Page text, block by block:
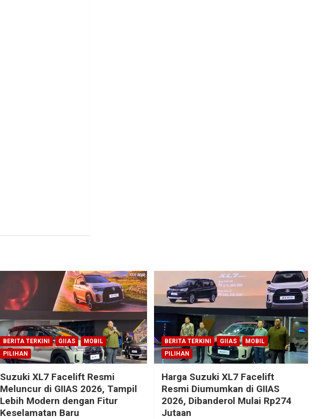
BERITA TERKINI GIIAS
MOBIL
PILIHAN
Suzuki XL7 Facelift Resmi
Meluncur di GIIAS 2026, Tampil
Lebih Modern dengan Fitur
Keselamatan Baru
BERITA TERKINI GIIAS
MOBIL
PILIHAN
Harga Suzuki XL7 Facelift
Resmi Diumumkan di GIIAS
2026, Dibanderol Mulai Rp274
Jutaan